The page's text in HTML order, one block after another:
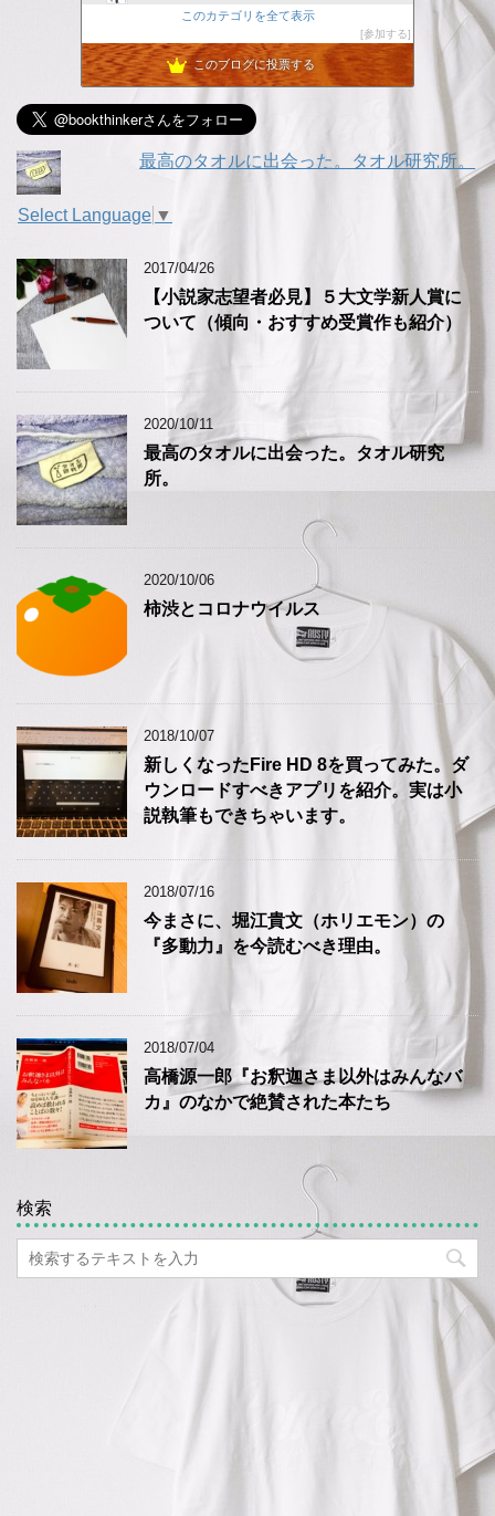
投げやリーマンのアフィリエイトな日々
9位 KOKOブログ
10位 崖っぷち母ちゃんのアフィリエイト挑戦日記！！
12位 「アフィリエイトで稼げない」は卒業！本気で稼ぐための再入門
おかねラボ - お金っておもしろい★学べるお金の勉強ブログ
このカテゴリを全て表示
参加する
このブログに投票する
最高のタオルに出会った。タオル研究所。
Select Language ▼
2017/04/26
【小説家志望者必見】５大文学新人賞に
ついて（傾向・おすすめ受賞作も紹介）
2020/10/11
最高のタオルに出会った。タオル研究
所。
2020/10/06
柿渋とコロナウイルス
2018/10/07
新しくなったFire HD 8を買ってみた。ダ
ウンロードすべきアプリを紹介。実は小
説執筆もできちゃいます。
2018/07/16
今まさに、堀江貴文（ホリエモン）の
『多動力』を今読むべき理由。
2018/07/04
高橋源一郎『お釈迦さま以外はみんなバ
カ』のなかで絶賛された本たち
検索